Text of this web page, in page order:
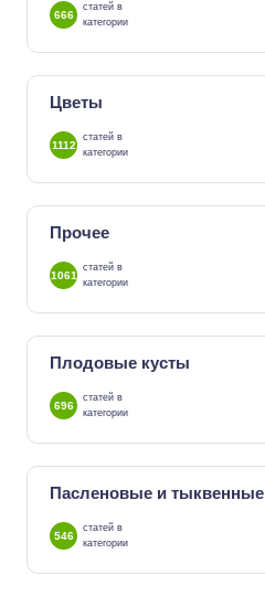
666
статей в
категории
Цветы
1112
статей в
категории
Прочее
1061
статей в
категории
Плодовые кусты
696
статей в
категории
Пасленовые и тыквенные
546
статей в
категории